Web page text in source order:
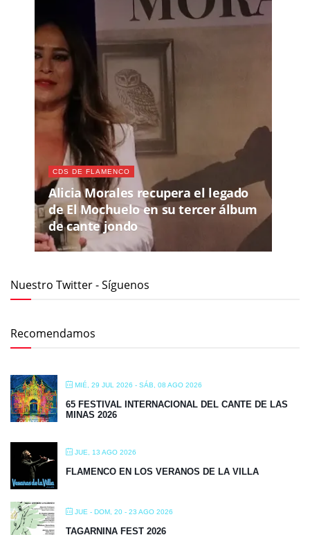
CDS DE FLAMENCO
Alicia Morales recupera el legado
de El Mochuelo en su tercer álbum
de cante jondo
Nuestro Twitter - Síguenos
Recomendamos
MIÉ, 29 JUL 2026 - SÁB, 08 AGO 2026
65 FESTIVAL INTERNACIONAL DEL CANTE DE LAS
MINAS 2026
JUE, 13 AGO 2026
FLAMENCO EN LOS VERANOS DE LA VILLA
JUE - DOM, 20 - 23 AGO 2026
TAGARNINA FEST 2026